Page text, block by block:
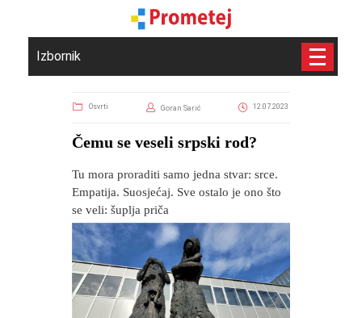
Izbornik
Osvrti Goran Sarić 12.07.2023
​Čemu se veseli srpski rod?
Tu mora proraditi samo jedna stvar: srce.
Empatija. Suosjećaj. Sve ostalo je ono što
se veli: šuplja priča